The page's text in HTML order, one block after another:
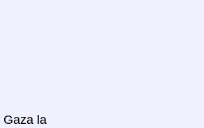
Gaza la